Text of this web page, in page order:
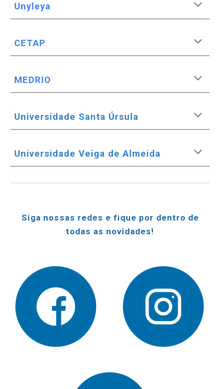
Unyleya
CETAP
MEDRIO
Universidade Santa Úrsula
UniversidadeVeiga de Almeida
Siga nossas redes e fique por dentro de
todas as novidades!